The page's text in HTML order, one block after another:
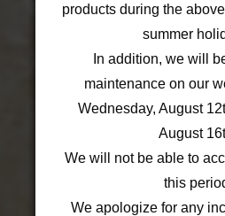
products during the
summer
In addition, we will
maintenance on our
Wednesday, August
August
We will not be able to
this
We apologize for any